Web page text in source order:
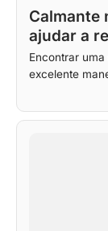
Calmante
ajudar a
Encontrar
excelente